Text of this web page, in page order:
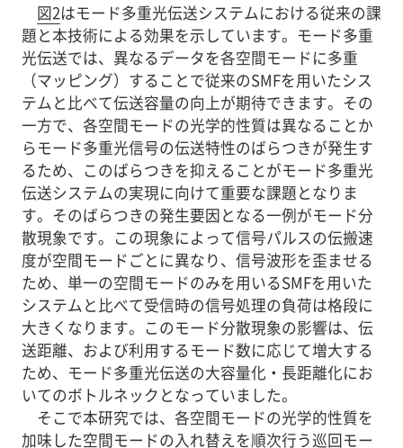
図2はモード多重光伝送システムにおける従来の課
題と本技術による効果を示しています。モード多重
光伝送では、異なるデータを各空間モードに多重
（マッピング）することで従来のSMFを用いたシス
テムと比べて伝送容量の向上が期待できます。その
一方で、各空間モードの光学的性質は異なることか
らモード多重光信号の伝送特性のばらつきが発生す
るため、このばらつきを抑えることがモード多重光
伝送システムの実現に向けて重要な課題となりま
す。そのばらつきの発生要因となる一例がモード分
散現象です。この現象によって信号パルスの伝搬速
度が空間モードごとに異なり、信号波形を歪ませる
ため、単一の空間モードのみを用いるSMFを用いた
システムと比べて受信時の信号処理の負荷は格段に
大きくなります。このモード分散現象の影響は、伝
送距離、および利用するモード数に応じて増大する
ため、モード多重光伝送の大容量化・長距離化にお
いてのボトルネックとなっていました。
そこで本研究では、各空間モードの光学的性質を
加味した空間モードの入れ替えを順次行う巡回モー